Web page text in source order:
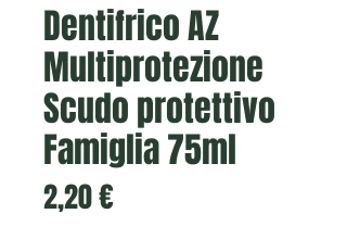
Dentifrico AZ
Multiprotezione
Scudo protettivo
Famiglia 75ml
2,20 €Prezzo